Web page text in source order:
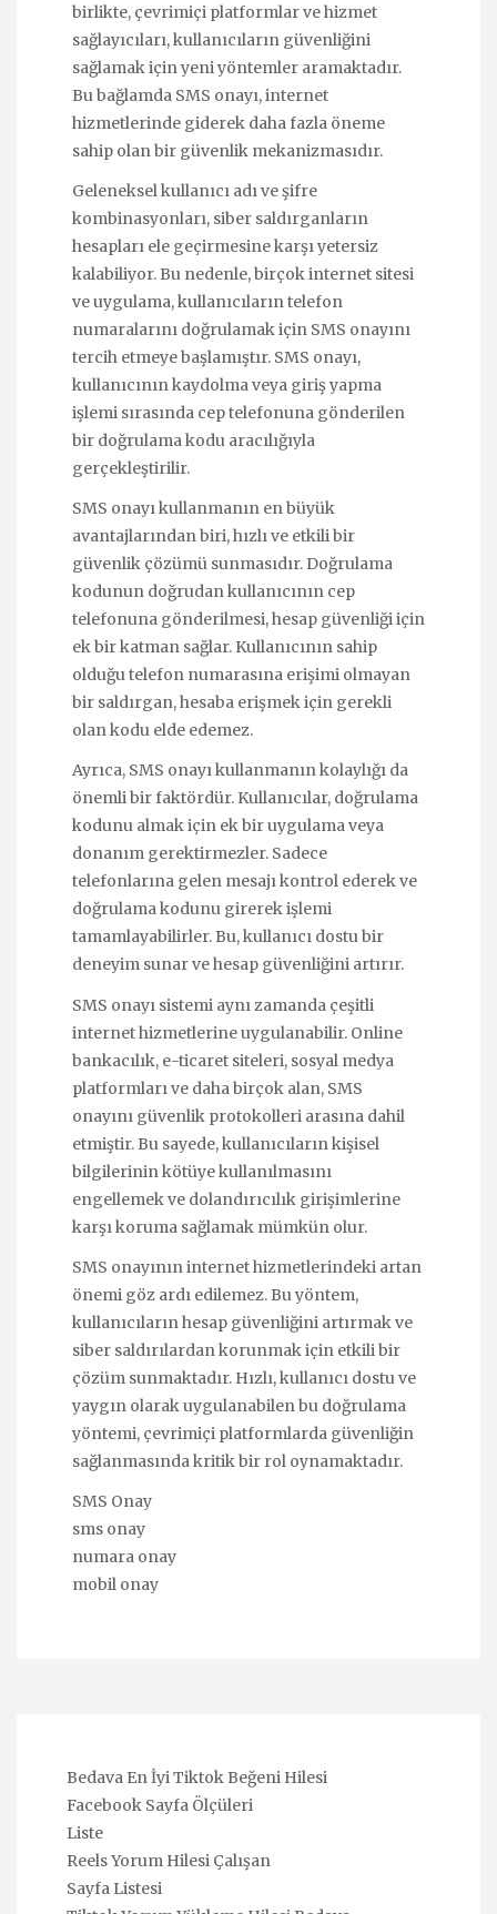
birlikte, çevrimiçi platformlar ve hizmet
sağlayıcıları, kullanıcıların güvenliğini
sağlamak için yeni yöntemler aramaktadır.
Bu bağlamda SMS onayı, internet
hizmetlerinde giderek daha fazla öneme
sahip olan bir güvenlik mekanizmasıdır.
Geleneksel kullanıcı adı ve şifre
kombinasyonları, siber saldırganların
hesapları ele geçirmesine karşı yetersiz
kalabiliyor. Bu nedenle, birçok internet sitesi
ve uygulama, kullanıcıların telefon
numaralarını doğrulamak için SMS onayını
tercih etmeye başlamıştır. SMS onayı,
kullanıcının kaydolma veya giriş yapma
işlemi sırasında cep telefonuna gönderilen
bir doğrulama kodu aracılığıyla
gerçekleştirilir.
SMS onayı kullanmanın en büyük
avantajlarından biri, hızlı ve etkili bir
güvenlik çözümü sunmasıdır. Doğrulama
kodunun doğrudan kullanıcının cep
telefonuna gönderilmesi, hesap güvenliği için
ek bir katman sağlar. Kullanıcının sahip
olduğu telefon numarasına erişimi olmayan
bir saldırgan, hesaba erişmek için gerekli
olan kodu elde edemez.
Ayrıca, SMS onayı kullanmanın kolaylığı da
önemli bir faktördür. Kullanıcılar, doğrulama
kodunu almak için ek bir uygulama veya
donanım gerektirmezler. Sadece
telefonlarına gelen mesajı kontrol ederek ve
doğrulama kodunu girerek işlemi
tamamlayabilirler. Bu, kullanıcı dostu bir
deneyim sunar ve hesap güvenliğini artırır.
SMS onayı sistemi aynı zamanda çeşitli
internet hizmetlerine uygulanabilir. Online
bankacılık, e-ticaret siteleri, sosyal medya
platformları ve daha birçok alan, SMS
onayını güvenlik protokolleri arasına dahil
etmiştir. Bu sayede, kullanıcıların kişisel
bilgilerinin kötüye kullanılmasını
engellemek ve dolandırıcılık girişimlerine
karşı koruma sağlamak mümkün olur.
SMS onayının internet hizmetlerindeki artan
önemi göz ardı edilemez. Bu yöntem,
kullanıcıların hesap güvenliğini artırmak ve
siber saldırılardan korunmak için etkili bir
çözüm sunmaktadır. Hızlı, kullanıcı dostu ve
yaygın olarak uygulanabilen bu doğrulama
yöntemi, çevrimiçi platformlarda güvenliğin
sağlanmasında kritik bir rol oynamaktadır.
SMS Onay
sms onay
numara onay
mobil onay
Bedava En İyi Tiktok Beğeni Hilesi
Facebook Sayfa Ölçüleri
Liste
Reels Yorum Hilesi Çalışan
Sayfa Listesi